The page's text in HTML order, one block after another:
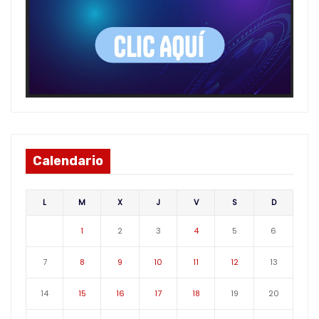
Calendario
L M X J V S D
1 2 3 4 5 6
7 8 9 10 11 12 13
14 15 16 17 18 19 20